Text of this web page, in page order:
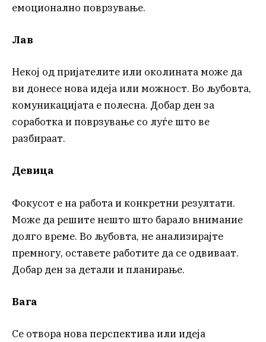
емоционално поврзување.
Лав
Некој од пријателите или околината може да
ви донесе нова идеја или можност. Во љубовта,
комуникацијата е полесна. Добар ден за
соработка и поврзување со луѓе што ве
разбираат.
Девица
Фокусот е на работа и конкретни резултати.
Може да решите нешто што барало внимание
долго време. Во љубовта, не анализирајте
премногу, оставете работите да се одвиваат.
Добар ден за детали и планирање.
Вага
Се отвора нова перспектива или идеја